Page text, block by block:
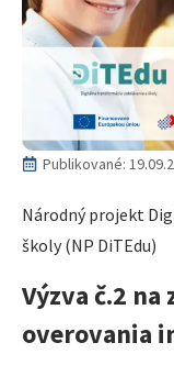
Publikované:
Národný projekt
školy (NP DiTEdu)
Výzva č.2 na
overovania